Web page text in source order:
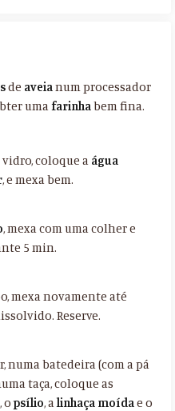
de aveia num processador
uma farinha bem fina.
coloque a água
, e mexa bem.
, mexa com uma colher e
5 min.
mexa novamente até
Reserve.
numa batedeira (com a pá
taça, coloque as
opsílio, a linhaça moída e o